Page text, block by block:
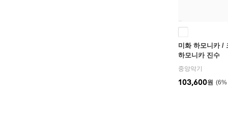
미화 하모니카 /
하모니카 진수
중앙악기
6%
103,600원